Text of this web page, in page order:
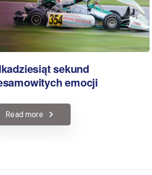
sekund
emocji
Read more